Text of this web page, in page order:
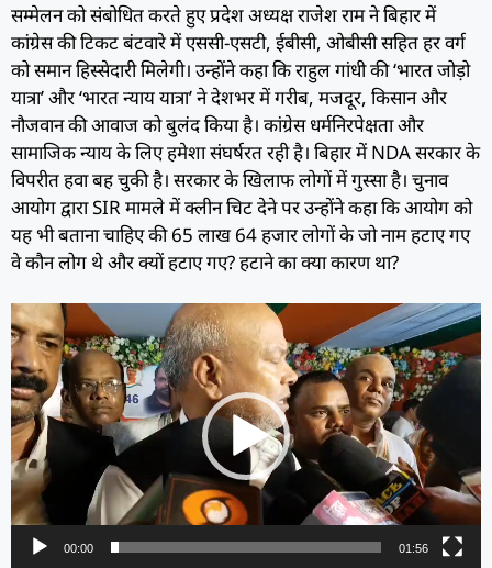
सम्मेलन को संबोधित करते हुए प्रदेश अध्यक्ष राजेश राम ने बिहार में
कांग्रेस की टिकट बंटवारे में एससी-एसटी, ईबीसी, ओबीसी सहित हर वर्ग
को समान हिस्सेदारी मिलेगी। उन्होंने कहा कि राहुल गांधी की ‘भारत जोड़ो
यात्रा’ और ‘भारत न्याय यात्रा’ ने देशभर में गरीब, मजदूर, किसान और
नौजवान की आवाज को बुलंद किया है। कांग्रेस धर्मनिरपेक्षता और
सामाजिक न्याय के लिए हमेशा संघर्षरत रही है। बिहार में NDA सरकार के
विपरीत हवा बह चुकी है। सरकार के खिलाफ लोगों में गुस्सा है। चुनाव
आयोग द्वारा SIR मामले में क्लीन चिट देने पर उन्होंने कहा कि आयोग को
यह भी बताना चाहिए की 65 लाख 64 हजार लोगों के जो नाम हटाए गए
वे कौन लोग थे और क्यों हटाए गए? हटाने का क्या कारण था?
Video
Player
00:00 01:56